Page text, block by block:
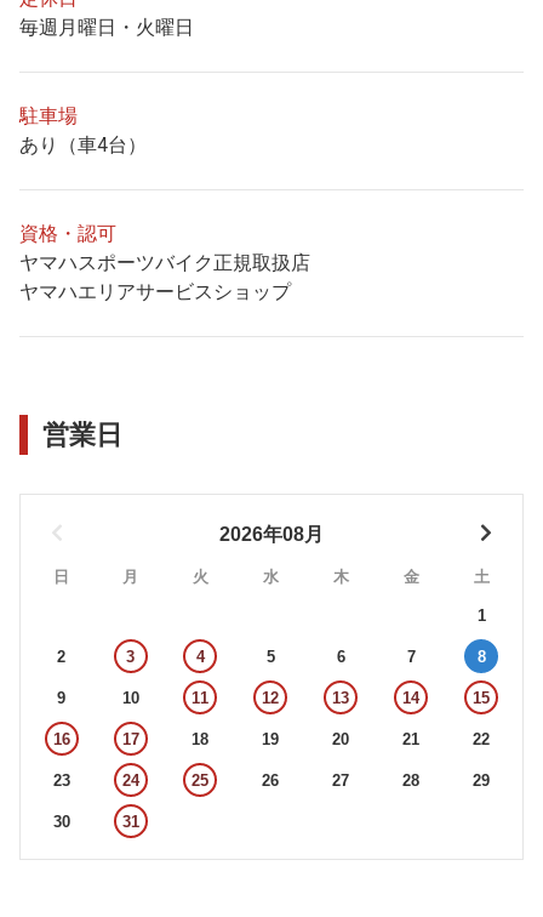
毎週月曜日・火曜日
駐車場
あり（車4台）
資格・認可
ヤマハスポーツバイク正規取扱店
ヤマハエリアサービスショップ
営業日
2026年08月
日 月 火 水 木 金 土
1
2 3 4 5 6 7 8
9 10 11 12 13 14 15
16 17 18 19 20 21 22
23 24 25 26 27 28 29
30 31